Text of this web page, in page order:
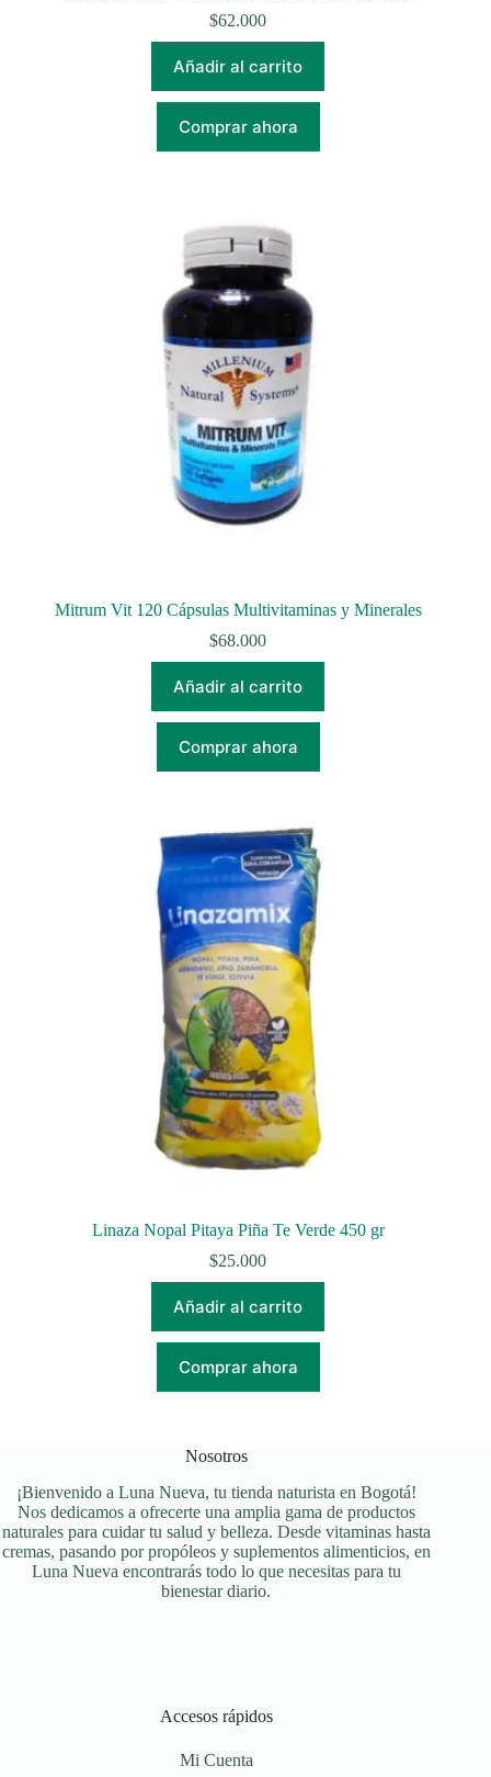
$62.000
Añadir al carrito
Comprar ahora
Mitrum Vit 120 Cápsulas Multivitaminas y Minerales
$68.000
Añadir al carrito
Comprar ahora
Linaza Nopal Pitaya Piña Te Verde 450 gr
$25.000
Añadir al carrito
Comprar ahora
Nosotros
¡Bienvenido a Luna Nueva, tu tienda naturista en Bogotá!
Nos dedicamos a ofrecerte una amplia gama de productos
naturales para cuidar tu salud y belleza. Desde vitaminas hasta
cremas, pasando por propóleos y suplementos alimenticios, en
Luna Nueva encontrarás todo lo que necesitas para tu
bienestar diario.
Accesos rápidos
Mi Cuenta